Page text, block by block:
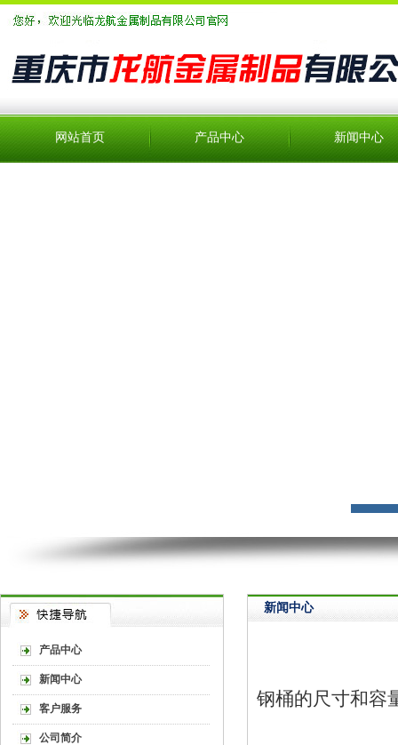
网站首页 产品中心 新闻中心
产品中心
新闻中心
客户服务
公司简介
新闻中心
钢桶的尺寸和容